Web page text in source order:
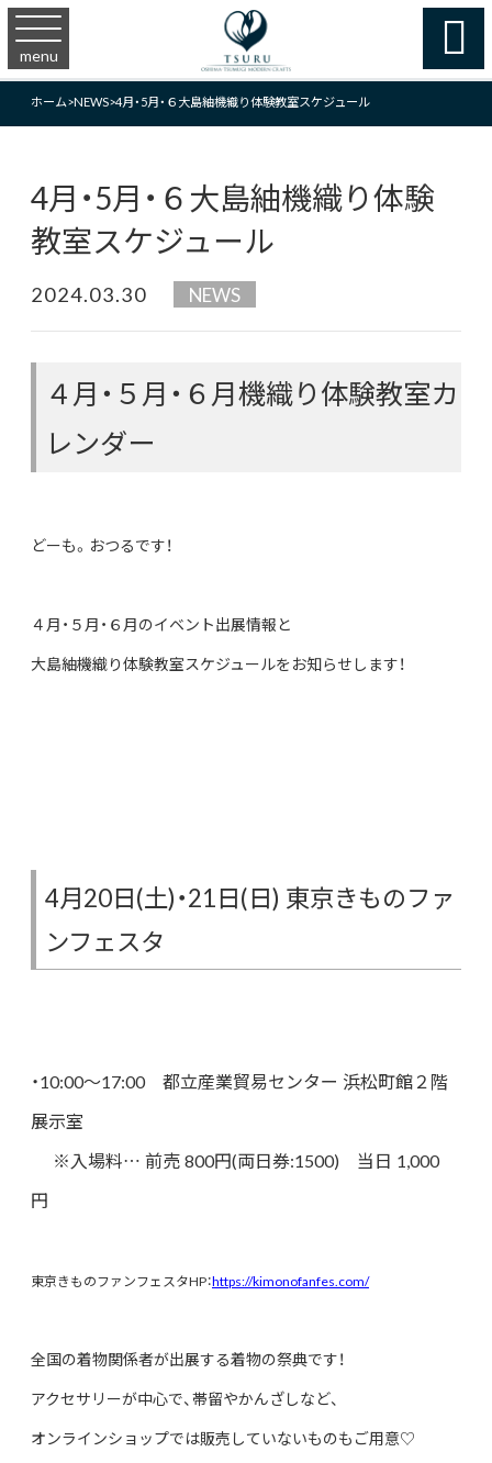
menu 
ホーム>NEWS>4月・5月・６大島紬機織り体験教室スケジュール
4月・5月・６大島紬機織り体験
教室スケジュール
2024.03.30 NEWS
４月・５月・６月機織り体験教室カ
レンダー
どーも。おつるです！
４月・５月・６月のイベント出展情報と
大島紬機織り体験教室スケジュールをお知らせします！
4月20日(土)・21日(日) 東京きものファ
ンフェスタ
・10:00～17:00 都立産業貿易センター 浜松町館２階
展示室
※入場料… 前売 800円(両日券:1500) 当日 1,000
円
東京きものファンフェスタHP：https://kimonofanfes.com/
全国の着物関係者が出展する着物の祭典です！
アクセサリーが中心で、帯留やかんざしなど、
オンラインショップでは販売していないものもご用意♡